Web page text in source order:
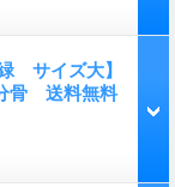
サイズ大】
骨 送料無料